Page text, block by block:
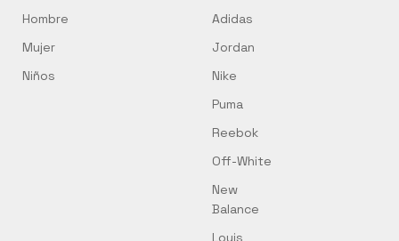
Hombre
Mujer
Niños
Adidas
Jordan
Nike
Puma
Reebok
Off-White
New
Balance
Louis